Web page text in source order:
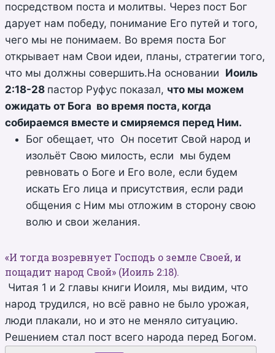
посредством поста и молитвы. Через пост Бог
дарует нам победу, понимание Его путей и того,
чего мы не понимаем. Во время поста Бог
открывает нам Свои идеи, планы, стратегии того,
что мы должны совершить.На основании Иоиль
2:18-28 пастор Руфус показал, что мы можем
ожидать от Бога во время поста, когда
собираемся вместе и смиряемся перед Ним.
Бог обещает, что Он посетит Свой народ и
изольёт Свою милость, если мы будем
ревновать о Боге и Его воле, если будем
искать Его лица и присутствия, если ради
общения с Ним мы отложим в сторону свою
волю и свои желания.
«И тогда возревнует Господь о земле Своей, и
пощадит народ Свой» (Иоиль 2:18).
Читая 1 и 2 главы книги Иоиля, мы видим, что
народ трудился, но всё равно не было урожая,
люди плакали, но и это не меняло ситуацию.
Решением стал пост всего народа перед Богом.